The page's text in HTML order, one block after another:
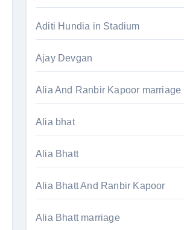
Aditi Hundia in Stadium
Ajay Devgan
Alia And Ranbir Kapoor marriage
Alia bhat
Alia Bhatt
Alia Bhatt And Ranbir Kapoor
Alia Bhatt marriage